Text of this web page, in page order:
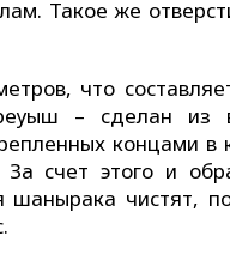
Такое же
что
– сделан из
концами в
счет этого и
чистят,